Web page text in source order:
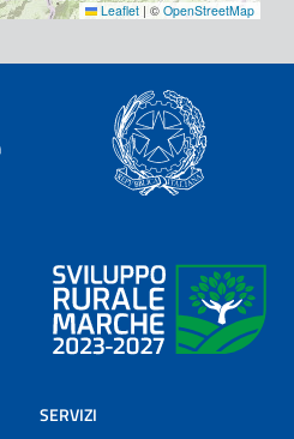
Leaflet | © OpenStreetMap
SERVIZI